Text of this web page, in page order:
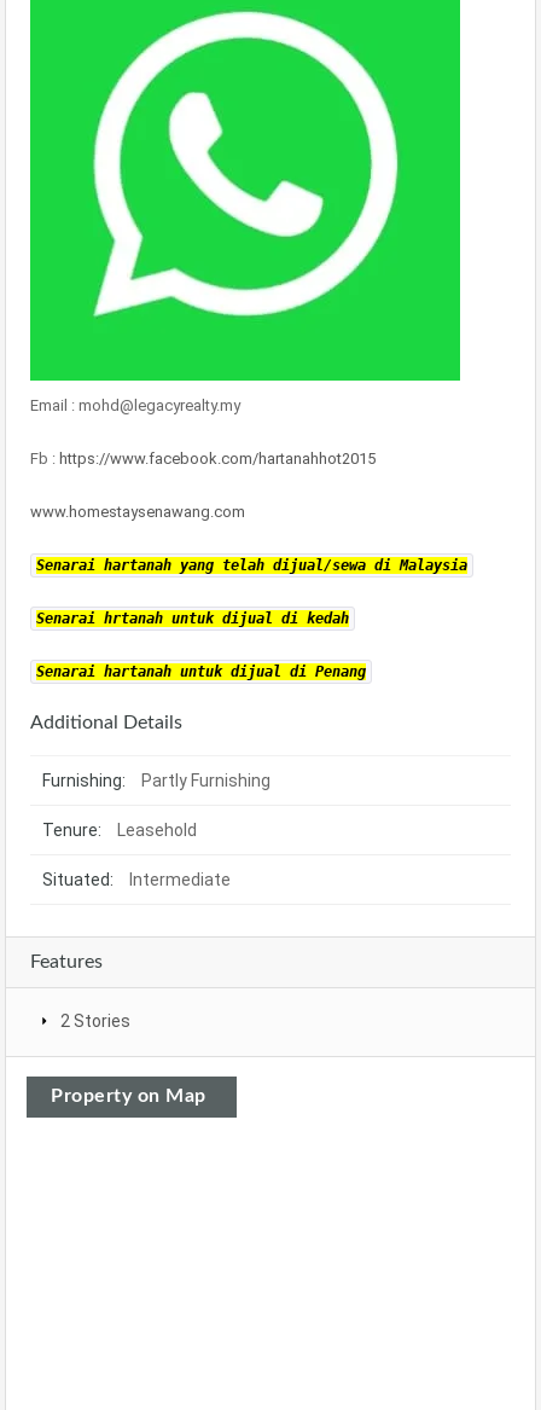
Email : mohd@legacyrealty.my
Fb : https://www.facebook.com/hartanahhot2015
www.homestaysenawang.com
Senarai hartanah yang telah dijual/sewa di Malaysia
Senarai hrtanah untuk dijual di kedah
Senarai hartanah untuk dijual di Penang
Additional Details
Furnishing: Partly Furnishing
Tenure: Leasehold
Situated: Intermediate
Features
2 Stories
Property on Map